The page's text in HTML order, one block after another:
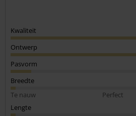
Kwaliteit
Ontwerp
Pasvorm
Breedte
Te nauw
Perfect
Lengte